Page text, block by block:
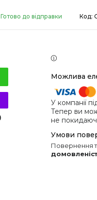
Готово до відправки Код:
У компанії
Тепер ви
не
повернення